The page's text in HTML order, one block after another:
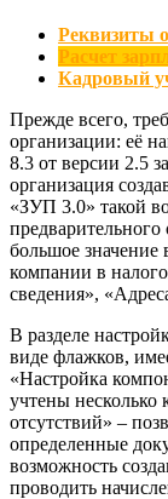
Реквизиты
Расчет
Кадровый
Прежде всего,
организации: её
8.3 от версии 2.5
организация
«ЗУП 3.0» такой
большое значение
компании в
сведения»,
В разделе
виде флажков,
«Настройка
учтены
отсутствий» –
определенные
возможность
проводить